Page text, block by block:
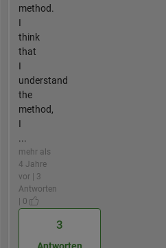
method.
I
think
that
I
understand
the
method,
I
...
mehr als
4 Jahre
vor | 3
Antworten
| 0
3